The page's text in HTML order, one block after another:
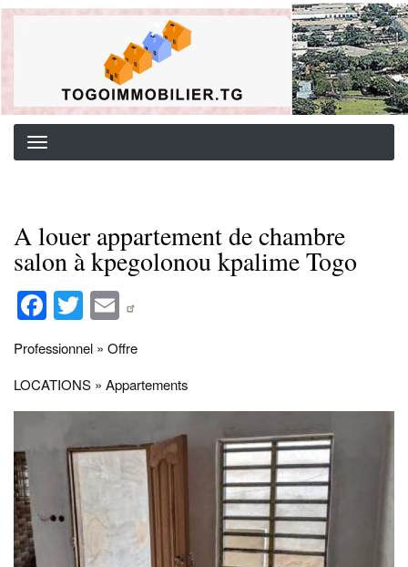
Aller
Background image for header
A louer appartement de chambre
salon à kpegolonou kpalime Togo
Fa
ce
bo
ok
T
wi
tte
r
E
ail
Professionnel » Offre
LOCATIONS » Appartements